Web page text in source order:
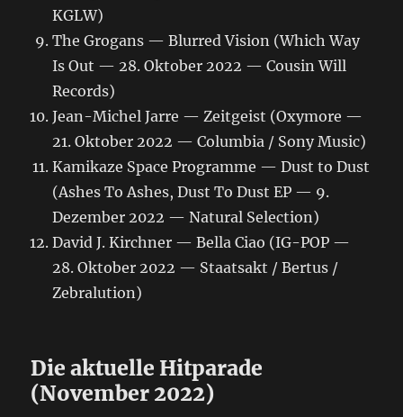
KGLW)
The Grogans — Blurred Vision (Which Way
Is Out — 28. Oktober 2022 — Cousin Will
Records)
Jean-Michel Jarre — Zeitgeist (Oxymore —
21. Oktober 2022 — Columbia / Sony Music)
Kamikaze Space Programme — Dust to Dust
(Ashes To Ashes, Dust To Dust EP — 9.
Dezember 2022 — Natural Selection)
David J. Kirchner — Bella Ciao (IG-POP —
28. Oktober 2022 — Staatsakt / Bertus /
Zebralution)
Die aktuelle Hitparade
(November 2022)